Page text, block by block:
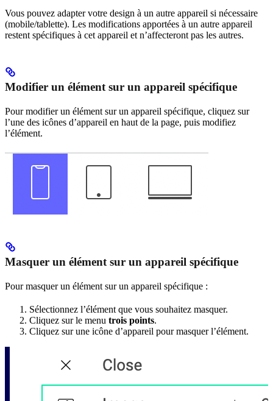
Vous pouvez adapter votre design à un autre appareil si nécessaire
(mobile/tablette). Les modifications apportées à un autre appareil
restent spécifiques à cet appareil et n’affecteront pas les autres.
Modifier un élément sur un appareil spécifique
Pour modifier un élément sur un appareil spécifique, cliquez sur
l’une des icônes d’appareil en haut de la page, puis modifiez
l’élément.
Masquer un élément sur un appareil spécifique
Pour masquer un élément sur un appareil spécifique :
Sélectionnez l’élément que vous souhaitez masquer.
Cliquez sur le menu trois points.
Cliquez sur une icône d’appareil pour masquer l’élément.